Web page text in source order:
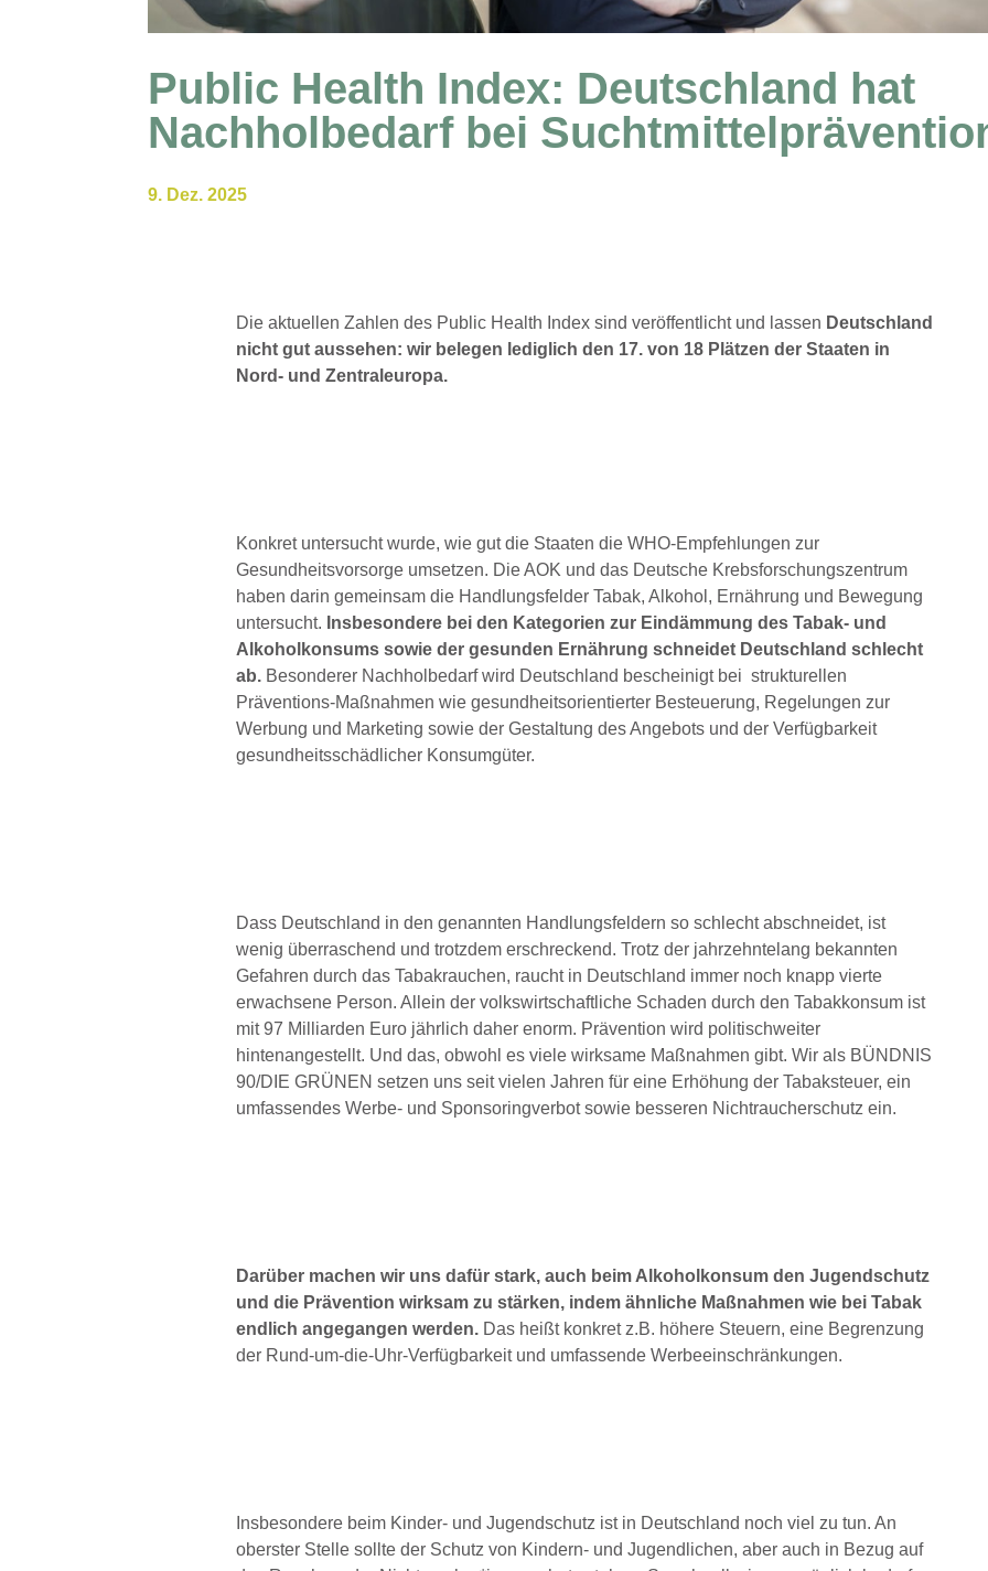
Public Health Index: Deutschland hat
Nachholbedarf bei
9. Dez. 2025
Die aktuellen Zahlen des Public Health Index sind veröffentlicht und lassen Deutschland
nicht gut aussehen: wir belegen lediglich den 17. von 18 Plätzen der Staaten in
Nord- und Zentraleuropa.
Konkret untersucht wurde, wie gut die Staaten die WHO-Empfehlungen zur
Gesundheitsvorsorge umsetzen. Die AOK und das Deutsche Krebsforschungszentrum
haben darin gemeinsam die Handlungsfelder Tabak, Alkohol, Ernährung und Bewegung
untersucht. Insbesondere bei den Kategorien zur Eindämmung des Tabak- und
Alkoholkonsums sowie der gesunden Ernährung schneidet Deutschland schlecht
ab.Besonderer Nachholbedarf wird Deutschland bescheinigt bei strukturellen
Präventions-Maßnahmen wie gesundheitsorientierter Besteuerung, Regelungen zur
Werbung und Marketing sowie der Gestaltung des Angebots und der Verfügbarkeit
gesundheitsschädlicher Konsumgüter.
Dass Deutschland in den genannten Handlungsfeldern so schlecht abschneidet, ist
wenig überraschend und trotzdem erschreckend. Trotz der jahrzehntelang bekannten
Gefahren durch das Tabakrauchen, raucht in Deutschland immer noch knapp vierte
erwachsene Person. Allein der volkswirtschaftliche Schaden durch den Tabakkonsum ist
mit 97 Milliarden Euro jährlich daher enorm. Prävention wird politischweiter
hintenangestellt. Und das, obwohl es viele wirksame Maßnahmen gibt. Wir als BÜNDNIS
90/DIE GRÜNEN setzen uns seit vielen Jahren für eine Erhöhung der Tabaksteuer, ein
umfassendes Werbe- und Sponsoringverbot sowie besseren Nichtraucherschutz ein.
Darüber machen wir uns dafür stark, auch beim Alkoholkonsum den Jugendschutz
und die Prävention wirksam zu stärken, indem ähnliche Maßnahmen wie bei Tabak
endlich angegangen werden. Das heißt konkret z.B. höhere Steuern, eine Begrenzung
der Rund-um-die-Uhr-Verfügbarkeit und umfassende Werbeeinschränkungen.
Insbesondere beim Kinder- und Jugendschutz ist in Deutschland noch viel zu tun. An
oberster Stelle sollte der Schutz von Kindern- und Jugendlichen, aber auch in Bezug auf